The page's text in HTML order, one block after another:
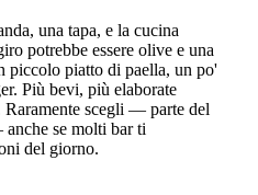
una tapa, e la cucina
potrebbe essere olive e una
piccolo piatto di paella, un po'
Più bevi, più elaborate
Raramente scegli — parte del
se molti bar ti
del giorno.